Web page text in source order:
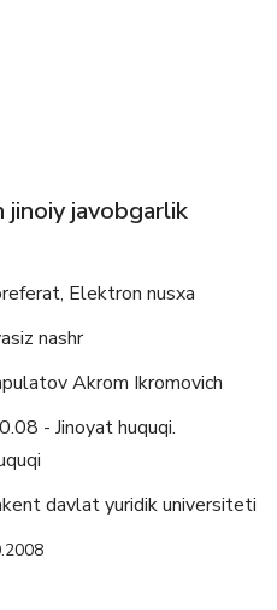
jinoiy javobgarlik
, Elektron nusxa
nashr
Akrom Ikromovich
- Jinoyat huquqi.
davlat yuridik universiteti